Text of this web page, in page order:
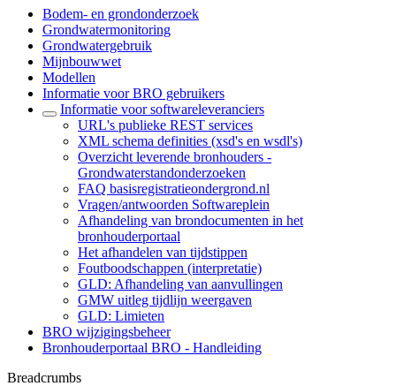
Bodem- en grondonderzoek
Grondwatermonitoring
Grondwatergebruik
Mijnbouwwet
Modellen
Informatie voor BRO gebruikers
Informatie voor softwareleveranciers
URL's publieke REST services
XML schema definities (xsd's en wsdl's)
Overzicht leverende bronhouders -
Grondwaterstandonderzoeken
FAQ basisregistratieondergrond.nl
Vragen/antwoorden Softwareplein
Afhandeling van brondocumenten in het
bronhouderportaal
Het afhandelen van tijdstippen
Foutboodschappen (interpretatie)
GLD: Afhandeling van aanvullingen
GMW uitleg tijdlijn weergaven
GLD: Limieten
BRO wijzigingsbeheer
Bronhouderportaal BRO - Handleiding
Breadcrumbs